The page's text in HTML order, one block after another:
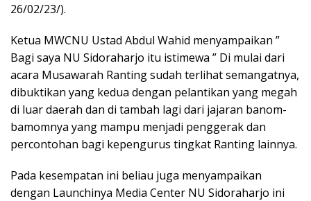
26/02/23/).
Ketua MWCNU Ustad Abdul Wahid menyampaikan ”
Bagi saya NU Sidoraharjo itu istimewa ” Di mulai dari
acara Musawarah Ranting sudah terlihat semangatnya,
dibuktikan yang kedua dengan pelantikan yang megah
di luar daerah dan di tambah lagi dari jajaran banom-
bamomnya yang mampu menjadi penggerak dan
percontohan bagi kepengurus tingkat Ranting lainnya.
Pada kesempatan ini beliau juga menyampaikan
dengan Launchinya Media Center NU Sidoraharjo ini